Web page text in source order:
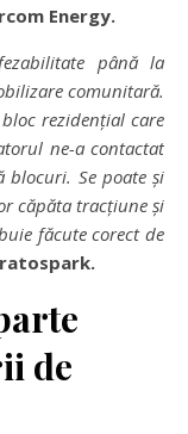
Energy.
până la
comunitară.
rezidențial care
ne-a contactat
blocuri. Se poateși
căpăta tracțiuneși
făcute corect de
de